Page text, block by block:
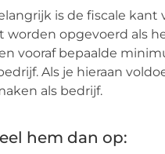
is de fiscale
worden opgevoerd als
vooraf bepaalde
Als je hieraan
als bedrijf.
hem dan op: